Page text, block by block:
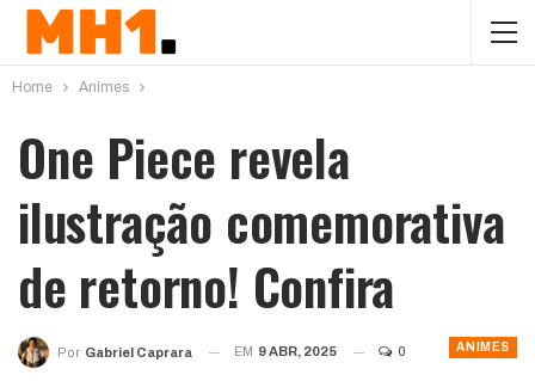
Home Animes
One Piece revela
ilustração comemorativa
de retorno! Confira
ANIMES
Por Gabriel Caprara EM 9 ABR, 2025 0